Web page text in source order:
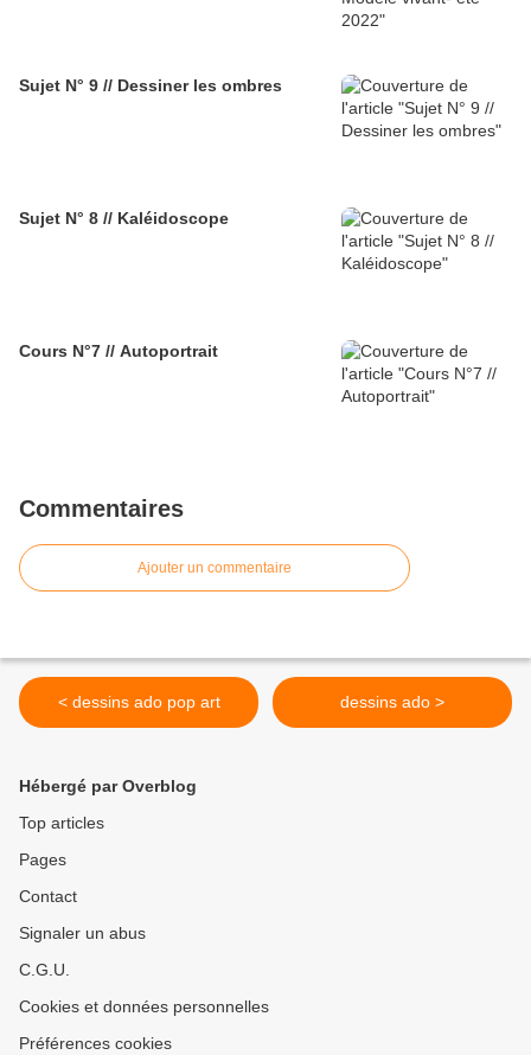
Sujet N° 9 // Dessiner les ombres
Sujet N° 8 // Kaléidoscope
Cours N°7 // Autoportrait
Commentaires
Ajouter un commentaire
< dessins ado pop art dessins ado >
Hébergé par Overblog
Top articles
Pages
Contact
Signaler un abus
C.G.U.
Cookies et données personnelles
Préférences cookies